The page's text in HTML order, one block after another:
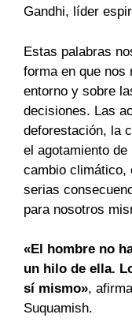
Gandhi, líder
Estas palabras
forma en que nos
entorno y sobre
decisiones. Las
deforestación, la
el agotamiento
cambio climático,
serias
para nosotros
«El hombre no
un hilo de ella.
sí mismo»,
Suquamish.